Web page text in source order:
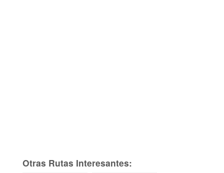
Otras Rutas Interesantes: